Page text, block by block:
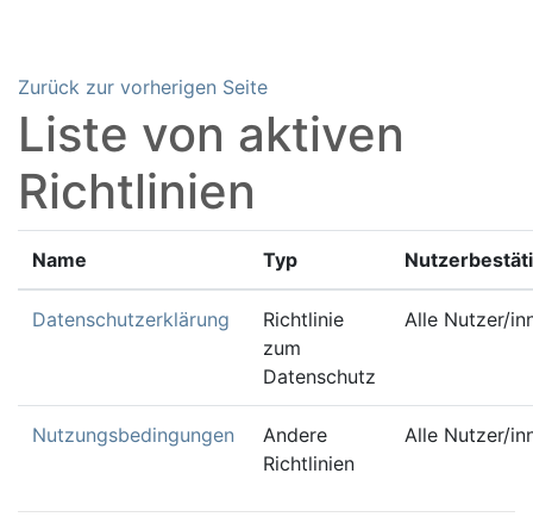
Zurück zur vorherigen Seite
Liste von aktiven
Richtlinien
Name Typ
Datenschutzerklärung
Richtlinie
zum
Datenschutz
Alle Nutzer/
Nutzungsbedingungen
Andere
Richtlinien
Alle Nutzer/